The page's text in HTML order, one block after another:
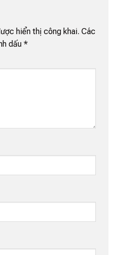
hiển thị công khai. Các
dấu *